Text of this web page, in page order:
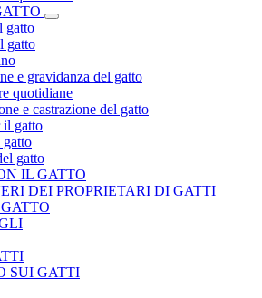
gatto
gatto
e gravidanza del gatto
quotidiane
e castrazione del gatto
il gatto
gatto
gatto
IL GATTO
DEI PROPRIETARI DI GATTI
SUI GATTI